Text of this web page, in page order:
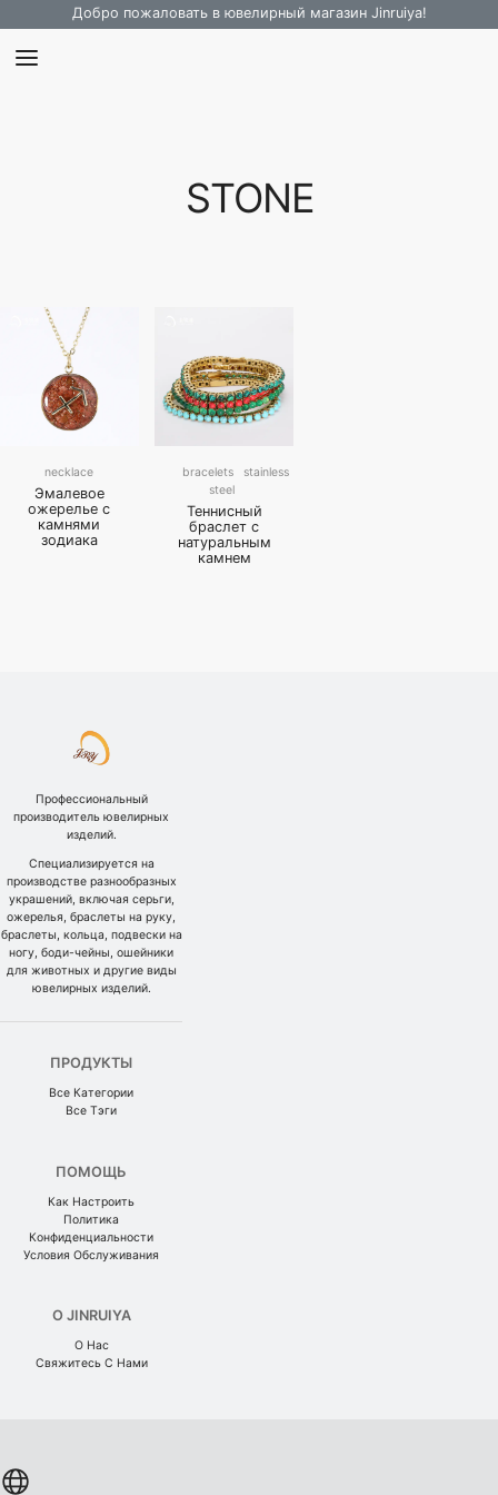
Добро пожаловать в ювелирный магазин Jinruiya!
STONE
necklace
Эмалевое
ожерелье с
камнями
зодиака
bracelets
stainless
steel
Теннисный
браслет с
натуральным
камнем
Профессиональный
производитель ювелирных
изделий.
Специализируется на
производстве разнообразных
украшений, включая серьги,
ожерелья, браслеты на руку,
браслеты, кольца, подвески на
ногу, боди-чейны, ошейники
для животных и другие виды
ювелирных изделий.
ПРОДУКТЫ
Все Категории
Все Тэги
ПОМОЩЬ
Как Настроить
Политика
Конфиденциальности
Условия Обслуживания
О JINRUIYA
О Нас
Свяжитесь С Нами